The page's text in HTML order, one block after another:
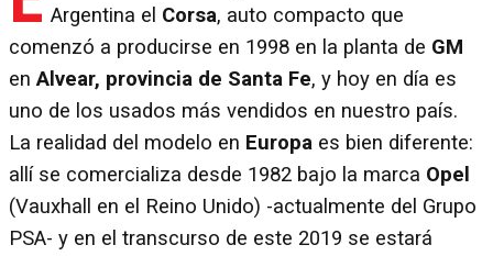
Argentina el Corsa, auto compacto que
comenzó a producirse en 1998 en la planta de GM
enAlvear, provincia de Santa Fe, y hoy en día es
uno de los usados más vendidos en nuestro país.
La realidad del modelo en Europa es bien diferente:
allí se comercializa desde 1982 bajo la marca Opel
(Vauxhall en el Reino Unido) -actualmente del Grupo
PSA- y en el transcurso de este 2019 se estará